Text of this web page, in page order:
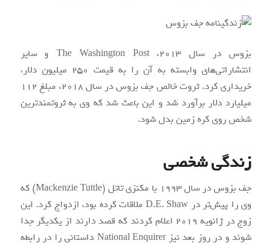
بزوس در سال 2013، The Washington Post و سایر
انتشاراتی‌های وابسته به آن را به قیمت 250 میلیون دلار،
خریداری کرد. ثروت خالص جف بزوس در سال 2018، مبلغ 112
میلیارد دلار برآورد شد و این باعث شد که وی به ثروتمندترین
شخص روی کره زمین بدل شود.
زندگی شخصی
جف بزوس در سال 1993 با مکنزی تاتل (Mackenzie Tuttle) که
وی را پیش‌تر در D.E. Shaw ملاقات کرده بود، ازدواج کرد. این
زوج در ژانویه 2019 اعلام کردند که قصد دارند از یکدیگر جدا
شوند و در روز بعد نیز National Enquirer داستانی را در رابطه